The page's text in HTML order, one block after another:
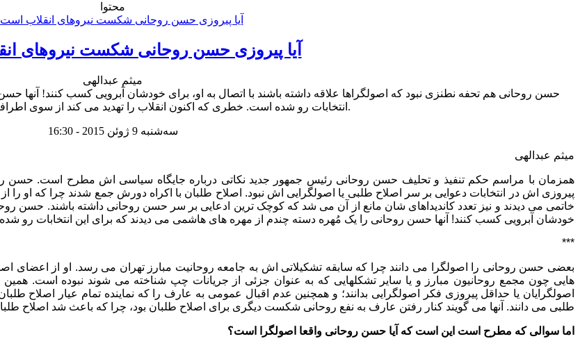
محتوا
آیا پیروزی حسن روحانی شکست نیروهای
میثم عبدالهی
حسن روحانی هم تحفه نطنزی نبود که اصولگراها علاقه داشته باشند با اتصال به او، برای خودشان آبرویی کسب کنند! آنها
انتخابات رو شده است. خطری که اکنون انقلاب را تهدید می کند از سوی اطرافیان حسن روحانی خواهد بود.
سه‌شنبه 9 ژوئن 2015 - 16:30
میثم عبدالهی
همزمان با مراسم حکم تنفیذ و تحلیف حسن روحانی رئیس جمهور جدید نکاتی درباره جایگاه سیاسی اش مطرح است. حسن
پیروزی اش در انتخابات دعوایی بر سر اصلاح طلبی یا اصولگرایی اش نبود. اصلاح طلبان با اکراه دورش جمع شدند چرا که او را
خاتمی می دیدند و نیز تعدد کاندیداهای شان مانع از آن می شد که کوچک ترین ادعایی بر سر حسن روحانی داشته باشند. حسن
خودشان آبرویی کسب کنند! آنها حسن روحانی را یک مُهره دسته چندم از مهره های هاشمی می دیدند که برای این انتخابات رو
***
بعضی حسن روحانی را اصولگرا می دانند چرا که سابقه تشکیلاتی اش به جامعه روحانیت مبارز تهران می رسد. او از
هایی چون مجمع روحانیون مبارز و یا سایر تشکلهایی که به عنوان جزئی از جریانات چپ شناخته می شوند نبوده است.
اصولگرایان یا حداقل پیروزی فکر اصولگرایی بدانند؛ و همچنین عدم اقبال عمومی به عارف را که نماینده تمام عیار اصلاح
طلبی می دانند. آنها می گویند کنار رفتن عارف به نفع روحانی شکست دیگری برای اصلاح طلبان بود، چرا که باعث شد اصلاح
اما سوالی که مطرح است این است که آیا حسن روحانی واقعا اصولگرا است؟